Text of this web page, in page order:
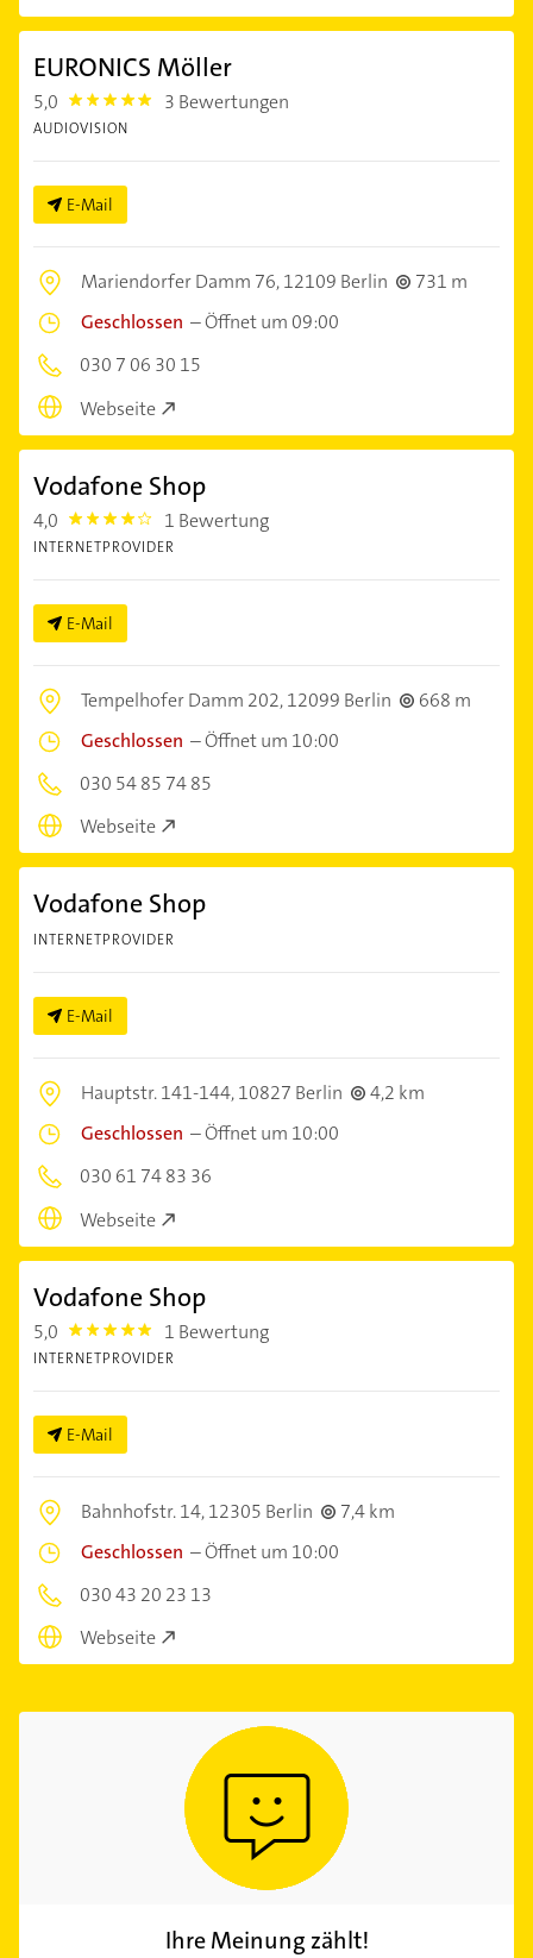
EURONICS Möller
5,0 5.0 3 Bewertungen
AUDIOVISION
E-Mail
Mariendorfer Damm 76,12109 Berlin
731 m
Geschlossen –Öffnet um 09:00
030 7 06 30 15
Webseite
Vodafone Shop
4,0 4.0 1 Bewertung
INTERNETPROVIDER
E-Mail
Tempelhofer Damm 202,12099 Berlin
668 m
Geschlossen –Öffnet um 10:00
030 54 85 74 85
Webseite
Vodafone Shop
INTERNETPROVIDER
E-Mail
Hauptstr. 141-144,10827 Berlin
4,2 km
Geschlossen –Öffnet um 10:00
030 61 74 83 36
Webseite
Vodafone Shop
5,0 5.0 1 Bewertung
INTERNETPROVIDER
E-Mail
Bahnhofstr. 14,12305 Berlin
7,4 km
Geschlossen –Öffnet um 10:00
030 43 20 23 13
Webseite
Ihre Meinung zählt!